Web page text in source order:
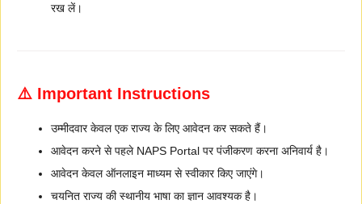
रख लें।
⚠️ Important Instructions
उम्मीदवार केवल एक राज्य के लिए आवेदन कर सकते हैं।
आवेदन करने से पहले NAPS Portal पर पंजीकरण करना अनिवार्य है।
आवेदन केवल ऑनलाइन माध्यम से स्वीकार किए जाएंगे।
चयनित राज्य की स्थानीय भाषा का ज्ञान आवश्यक है।